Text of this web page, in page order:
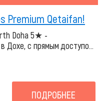
Premium Qetaifan!
Doha 5★ -
Дохе, с прямым доступо...
ПОДРОБНЕЕ